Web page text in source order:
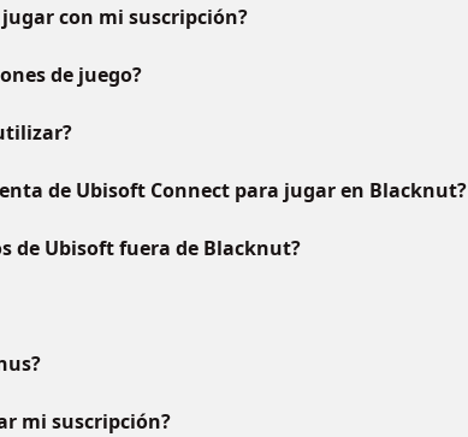
con mi suscripción?
de juego?
de Ubisoft Connect para jugar en Blacknut?
de Ubisoft fuera de Blacknut?
mi suscripción?